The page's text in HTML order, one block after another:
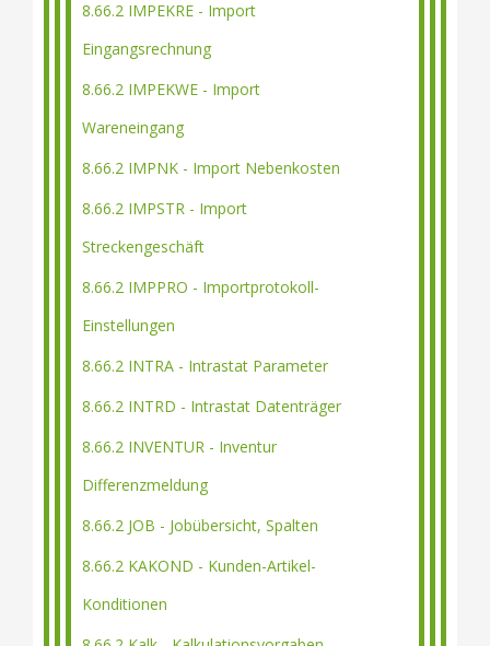
8.66.2 IMPEKRE - Import
Eingangsrechnung
8.66.2 IMPEKWE - Import
Wareneingang
8.66.2 IMPNK - Import Nebenkosten
8.66.2 IMPSTR - Import
Streckengeschäft
8.66.2 IMPPRO - Importprotokoll-
Einstellungen
8.66.2 INTRA - Intrastat Parameter
8.66.2 INTRD - Intrastat Datenträger
8.66.2 INVENTUR - Inventur
Differenzmeldung
8.66.2 JOB - Jobübersicht, Spalten
8.66.2 KAKOND - Kunden-Artikel-
Konditionen